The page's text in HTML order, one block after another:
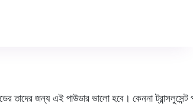
তাদের জন্য এই পাউডার ভালো হবে। কেননা